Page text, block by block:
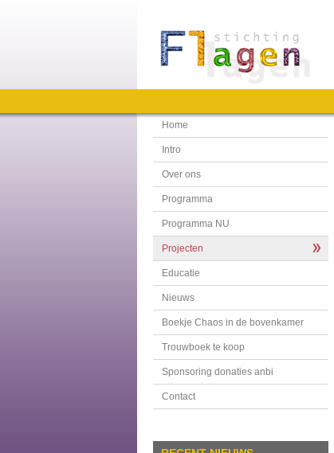
Home
Intro
Over ons
Programma
Programma NU
Projecten
Educatie
Nieuws
Boekje Chaos in de bovenkamer
Trouwboek te koop
Sponsoring donaties anbi
Contact